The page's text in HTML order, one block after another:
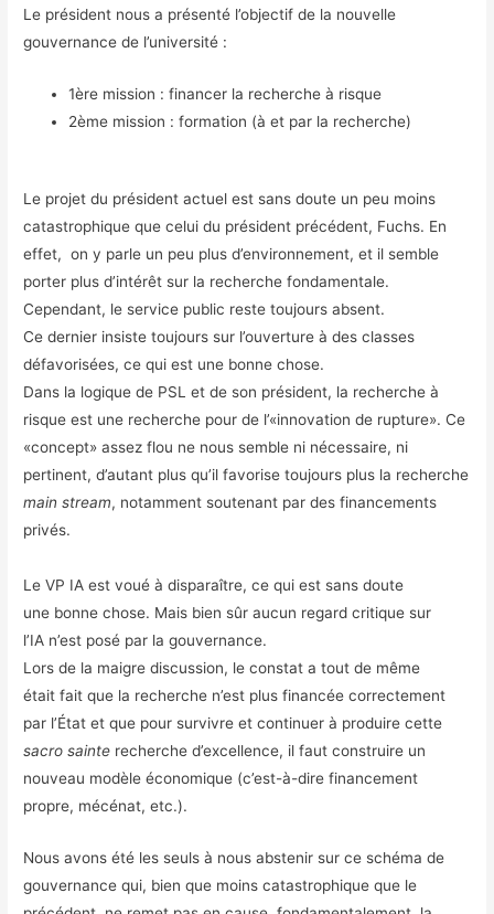
Le président nous a présenté l’objectif de la nouvelle
gouvernance de l’université :
1ère mission : financer la recherche à risque
2ème mission : formation (à et par la recherche)
Le projet du président actuel est sans doute un peu moins
catastrophique que celui du président précédent, Fuchs. En
effet, on y parle un peu plus d’environnement, et il semble
porter plus d’intérêt sur la recherche fondamentale.
Cependant, le service public reste toujours absent.
Ce dernier insiste toujours sur l’ouverture à des classes
défavorisées, ce qui est une bonne chose.
Dans la logique de PSL et de son président, la recherche à
risque est une recherche pour de l’«innovation de rupture». Ce
«concept» assez flou ne nous semble ni nécessaire, ni
pertinent, d’autant plus qu’il favorise toujours plus la recherche
main stream, notamment soutenant par des financements
privés.
Le VP IA est voué à disparaître, ce qui est sans doute
une bonne chose. Mais bien sûr aucun regard critique sur
l’IA n’est posé par la gouvernance.
Lors de la maigre discussion, le constat a tout de même
était fait que la recherche n’est plus financée correctement
par l’État et que pour survivre et continuer à produire cette
sacro sainte recherche d’excellence, il faut construire un
nouveau modèle économique (c’est-à-dire financement
propre, mécénat, etc.).
Nous avons été les seuls à nous abstenir sur ce schéma de
gouvernance qui, bien que moins catastrophique que le